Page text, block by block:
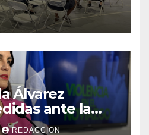
Álvarez
ante la
noviazgo
REDACCION